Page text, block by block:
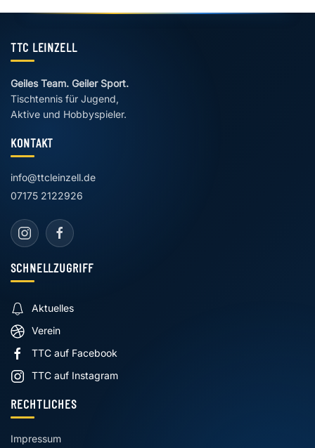
TTC LEINZELL
Geiles Team. Geiler Sport.
Tischtennis für Jugend,
Aktive und Hobbyspieler.
KONTAKT
info@ttcleinzell.de
07175 2122926
SCHNELLZUGRIFF
Aktuelles
Verein
TTC auf Facebook
TTC auf Instagram
RECHTLICHES
Impressum